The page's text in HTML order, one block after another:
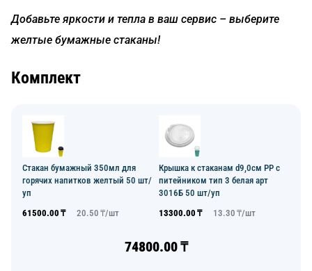
Добавьте яркости и тепла в ваш сервис – выберите
желтые бумажные стаканы!
Комплект
Стакан бумажный 350мл для
горячих напитков желтый 50 шт/
уп
61500.00 ₸ 20.50 ₸/шт
Крышка к стаканам d9,0см PP с
питейником тип 3 белая арт
3016Б 50 шт/уп
13300.00 ₸ 13.30 ₸/шт
74800.00₸